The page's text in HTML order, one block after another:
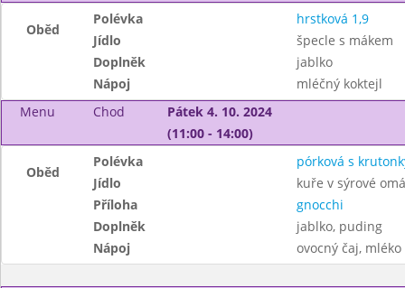
Oběd
Polévka
hrstková 1,9
Jídlo
špecle s mákem
Doplněk
jablko
Nápoj
mléčný koktejl
Menu
Chod
Pátek 4. 10. 2024
(11:00 - 14:00)
Oběd
Polévka
pórková s
Jídlo
kuře v sýrové
Příloha
gnocchi
Doplněk
jablko, puding
Nápoj
ovocný čaj, mléko